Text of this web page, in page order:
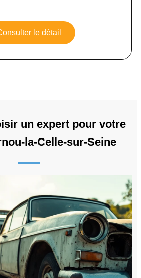
le détail
un expert pour votre
la-Celle-sur-Seine